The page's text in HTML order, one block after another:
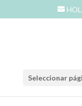
Seleccionar